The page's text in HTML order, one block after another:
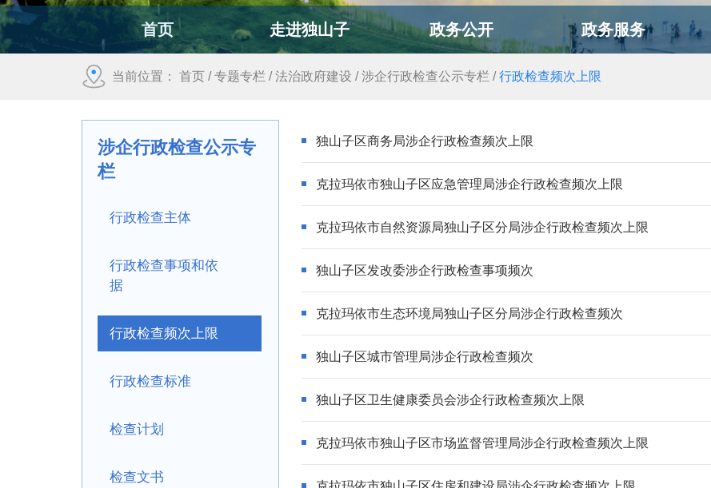
首页 走进独山子 政务公开 政务服务
当前位置： 首页 /专题专栏 /法治政府建设 /涉企行政检查公示专栏 /行政检查频次上限
涉企行政检查公示专
栏
行政检查主体
行政检查事项和依
据
行政检查频次上限
行政检查标准
检查计划
检查文书
独山子区商务局涉企行政检查频次上限
克拉玛依市独山子区应急管理局涉企行政检查频次上限
克拉玛依市自然资源局独山子区分局涉企行政检查频次上限
独山子区发改委涉企行政检查事项频次
克拉玛依市生态环境局独山子区分局涉企行政检查频次
独山子区城市管理局涉企行政检查频次
独山子区卫生健康委员会涉企行政检查频次上限
克拉玛依市独山子区市场监督管理局涉企行政检查频次上限